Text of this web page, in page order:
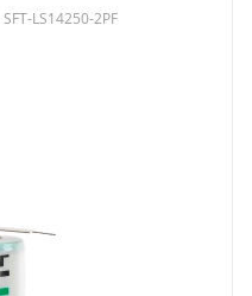
SFT-LS14250-2PF